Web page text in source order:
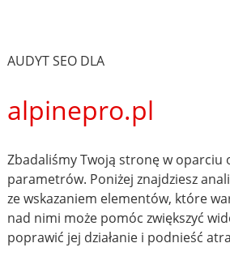
AUDYT SEO DLA
alpinepro.pl
Zbadaliśmy Twoją stronę w oparciu
parametrów. Poniżej znajdziesz
ze wskazaniem elementów, które
nad nimi może pomóc zwiększyć
poprawić jej działanie i podnieść